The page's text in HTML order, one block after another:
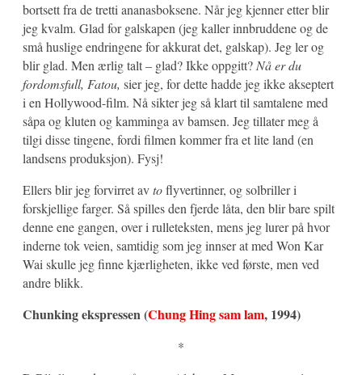
bortsett fra de tretti ananasboksene. Når jeg kjenner etter blir
jeg kvalm. Glad for galskapen (jeg kaller innbruddene og de
små huslige endringene for akkurat det, galskap). Jeg ler og
blir glad. Men ærlig talt – glad? Ikke oppgitt? Nå er du
fordomsfull, Fatou, sier jeg, for dette hadde jeg ikke akseptert
i en Hollywood-film. Nå sikter jeg så klart til samtalene med
såpa og kluten og kamminga av bamsen. Jeg tillater meg å
tilgi disse tingene, fordi filmen kommer fra et lite land (en
landsens produksjon). Fysj!
Ellers blir jeg forvirret avtoflyvertinner, og solbriller i
forskjellige farger. Så spilles den fjerde låta, den blir bare spilt
denne ene gangen, over i rulleteksten, mens jeg lurer på hvor
inderne tok veien, samtidig som jeg innser at med Won Kar
Wai skulle jeg finne kjærligheten, ikke ved første, men ved
andre blikk.
Chunking ekspressen (Chung Hing sam lam, 1994)
*